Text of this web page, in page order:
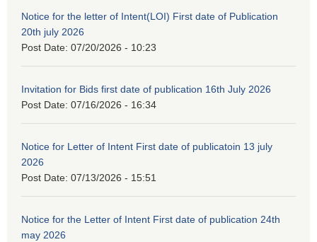
Notice for the letter of Intent(LOI) First date of Publication
20th july 2026
Post Date: 07/20/2026 - 10:23
Invitation for Bids first date of publication 16th July 2026
Post Date: 07/16/2026 - 16:34
Notice for Letter of Intent First date of publicatoin 13 july
2026
Post Date: 07/13/2026 - 15:51
Notice for the Letter of Intent First date of publication 24th
may 2026